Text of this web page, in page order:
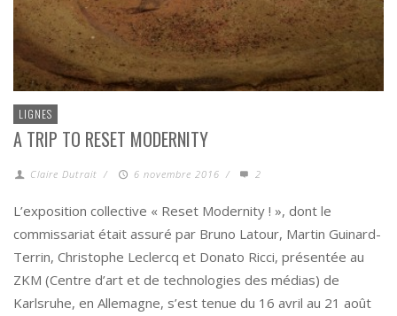
LIGNES
A TRIP TO RESET MODERNITY
Claire Dutrait / 6 novembre 2016 / 2
L’exposition collective « Reset Modernity ! », dont le
commissariat était assuré par Bruno Latour, Martin Guinard-
Terrin, Christophe Leclercq et Donato Ricci, présentée au
ZKM (Centre d’art et de technologies des médias) de
Karlsruhe, en Allemagne, s’est tenue du 16 avril au 21 août